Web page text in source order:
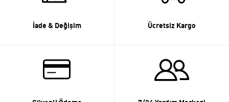
İade & Değişim Ücretsiz Kargo